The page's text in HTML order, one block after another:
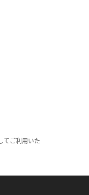
てご利用いた